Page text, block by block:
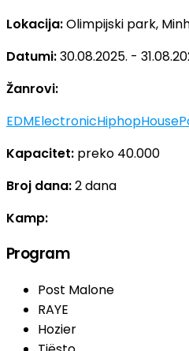
Lokacija:Olimpijski park,
Datumi:30.08.2025. -
Žanrovi:
EDMElectronicHiphopHouse
Kapacitet: preko 40.000
Broj dana:2 dana
Kamp:
Program
Post Malone
RAYE
Hozier